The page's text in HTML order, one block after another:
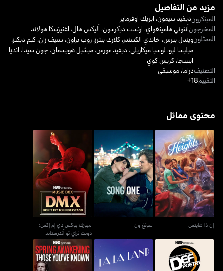
مزيد من التفاصيل
المبتكرونديفيد سيمون، ايريك اوفرماير
المخرجونأنتوني هامينغواي، ارنست ديكرسون، أليكس هال، اغنيزسكا هولاند
الممثلونويندل بيرس، خاندي الكسندر،كلارك بيترز،روب براون، ستيف زان،كيم ديكنز،
ميليسا ليو، لوسيا ميكاريلي، ديفيد مورس،ميشيل هويسمان، جون سيدا، انديا
اينينجا،كريس كوي
التصنيفدراما،موسيقى
التقييم18+
محتوى مماثل
إن ذا هايتس
إن ذا هايتس
سونغ ون
سونغ ون
ميوزك بوكس دي إم إكس:
دونت تراي تو أندرستاند
ميوزك بوكس دي إم إكس:
دونت تراي تو أندرستاند